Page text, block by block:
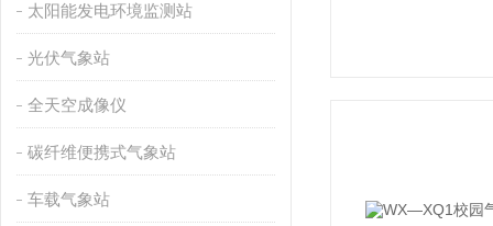
太阳能发电环境监测站
光伏气象站
全天空成像仪
碳纤维便携式气象站
车载气象站